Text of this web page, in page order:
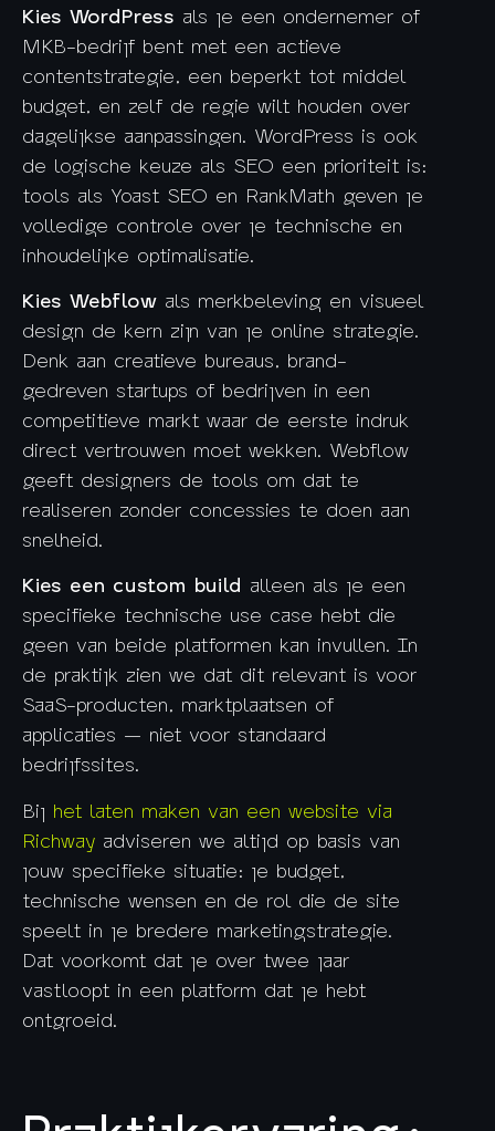
Kies WordPress als je een ondernemer of
MKB-bedrijf bent met een actieve
contentstrategie, een beperkt tot middel
budget, en zelf de regie wilt houden over
dagelijkse aanpassingen. WordPress is ook
de logische keuze als SEO een prioriteit is:
tools als Yoast SEO en RankMath geven je
volledige controle over je technische en
inhoudelijke optimalisatie.
Kies Webflow als merkbeleving en visueel
design de kern zijn van je online strategie.
Denk aan creatieve bureaus, brand-
gedreven startups of bedrijven in een
competitieve markt waar de eerste indruk
direct vertrouwen moet wekken. Webflow
geeft designers de tools om dat te
realiseren zonder concessies te doen aan
snelheid.
Kies een custom build alleen als je een
specifieke technische use case hebt die
geen van beide platformen kan invullen. In
de praktijk zien we dat dit relevant is voor
SaaS-producten, marktplaatsen of
applicaties — niet voor standaard
bedrijfssites.
Bij het laten maken van een website via
Richway adviseren we altijd op basis van
jouw specifieke situatie: je budget,
technische wensen en de rol die de site
speelt in je bredere marketingstrategie.
Dat voorkomt dat je over twee jaar
vastloopt in een platform dat je hebt
ontgroeid.